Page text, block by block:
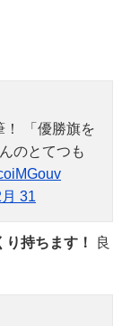
！ 「優勝旗を
のとてつも
31
り持ちます！
良